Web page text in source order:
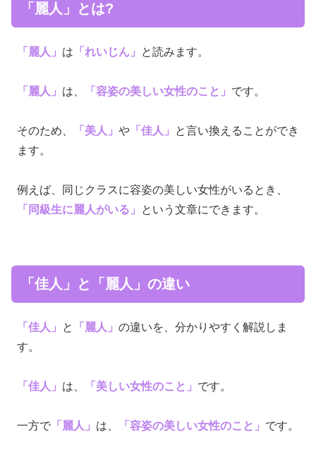
「麗人」とは?
「麗人」 は 「れいじん」 と読みます。
「麗人」 は、 「容姿の美しい女性のこと」 です。
そのため、 「美人」 や 「佳人」
と言い換えることができ
ます。
例えば、同じクラスに容姿の美しい女性がいるとき、
「同級生に麗人がいる」
という文章にできます。
「佳人」と「麗人」の違い
「佳人」 と 「麗人」 の違いを、分かりやすく解説しま
す。
「佳人」 は、 「美しい女性のこと」 です。
一方で 「麗人」 は、 「容姿の美しい女性のこと」 です。